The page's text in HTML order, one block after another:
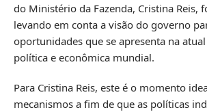
do Ministério da Fazenda, Cristina Reis,
levando em conta a visão do governo
oportunidades que se apresenta na
política e econômica mundial.
Para Cristina Reis, este é o momento
mecanismos a fim de que as políticas